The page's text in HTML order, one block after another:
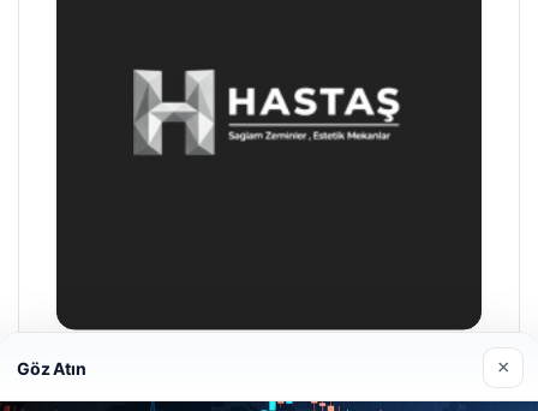
Prenses Night Club
Göz Atın ×